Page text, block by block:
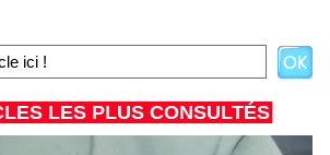
LES PLUS CONSULTÉS